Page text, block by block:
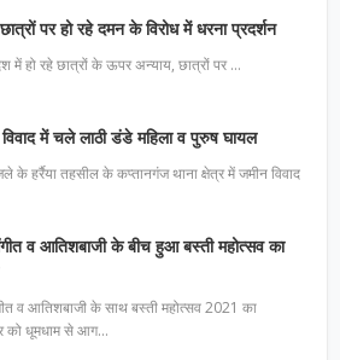
पर हो रहे दमन के विरोध में धरना प्रदर्शन
में हो रहे छात्रों के ऊपर अन्याय, छात्रों पर …
विवाद में चले लाठी डंडे महिला व पुरुष घायल
के हर्रैया तहसील के कप्तानगंज थाना क्षेत्र में जमीन विवाद
व आतिशबाजी के बीच हुआ बस्ती महोत्सव का
व आतिशबाजी के साथ बस्ती महोत्सव 2021 का
को धूमधाम से आग…